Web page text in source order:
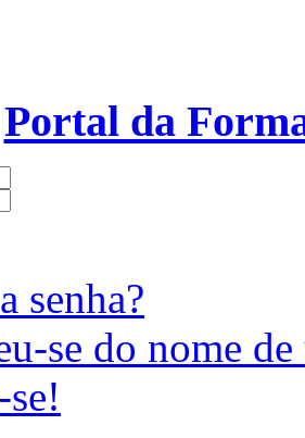
Portal da
senha?
se do nome